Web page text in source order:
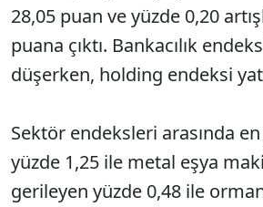
28,05 puan ve yüzde 0,20
puana çıktı. Bankacılık
düşerken, holding endeksi
Sektör endeksleri arasında
yüzde 1,25 ile metal eşya
gerileyen yüzde 0,48 ile